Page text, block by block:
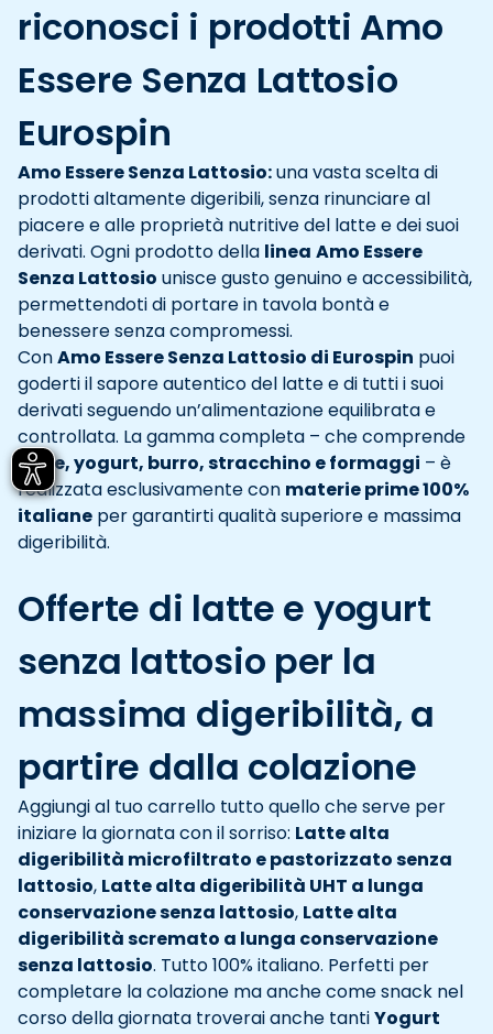
riconosci i prodotti Amo
Essere Senza Lattosio
Eurospin
Amo Essere Senza Lattosio:una vasta scelta di
prodotti altamente digeribili, senza rinunciare al
piacere e alle proprietà nutritive del latte e dei suoi
derivati. Ogni prodotto della linea Amo Essere
Senza Lattosio unisce gusto genuino e accessibilità,
permettendoti di portare in tavola bontà e
benessere senza compromessi.
ConAmo Essere Senza Lattosio di Eurospin puoi
goderti il sapore autentico del latte e di tutti i suoi
derivati seguendo un’alimentazione equilibrata e
controllata. La gamma completa – che comprende
latte, yogurt, burro, stracchino e formaggi – è
realizzata esclusivamente con materie prime 100%
italiane per garantirti qualità superiore e massima
digeribilità.
Offerte di latte e yogurt
senza lattosio per la
massima digeribilità, a
partire dalla colazione
Aggiungi al tuo carrello tutto quello che serve per
iniziare la giornata con il sorriso: Latte alta
digeribilità microfiltrato e pastorizzato senza
lattosio, Latte alta digeribilità UHT a lunga
conservazione senza lattosio, Latte alta
digeribilità scremato a lunga conservazione
senza lattosio. Tutto 100% italiano. Perfetti per
completare la colazione ma anche come snack nel
corso della giornata troverai anche tantiYogurt